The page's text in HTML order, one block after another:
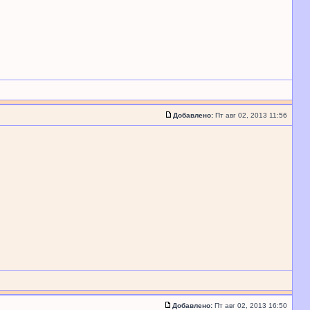
Добавлено: Пт авг 02, 2013 11:56
Добавлено: Пт авг 02, 2013 16:50